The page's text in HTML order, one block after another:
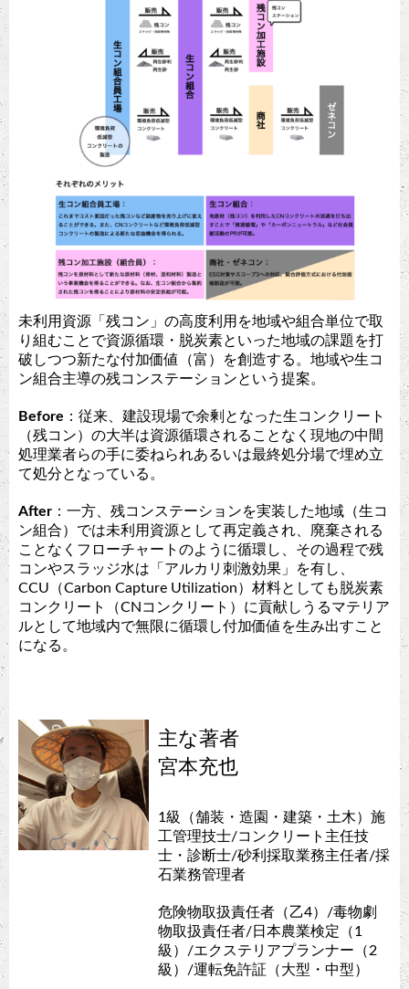
未利用資源「残コン」の高度利用を地域や組合単位で取
り組むことで資源循環・脱炭素といった地域の課題を打
破しつつ新たな付加価値（富）を創造する。地域や生コ
ン組合主導の残コンステーションという提案。
Before ：従来、建設現場で余剰となった生コンクリート
（残コン）の大半は資源循環されることなく現地の中間
処理業者らの手に委ねられあるいは最終処分場で埋め立
て処分となっている。
After ：一方、残コンステーションを実装した地域（生コ
ン組合）では未利用資源として再定義され、廃棄される
ことなくフローチャートのように循環し、その過程で残
コンやスラッジ水は「アルカリ刺激効果」を有し、
CCU（Carbon Capture Utilization）材料としても脱炭素
コンクリート（CNコンクリート）に貢献しうるマテリア
ルとして地域内で無限に循環し付加価値を生み出すこと
になる。
主な著者
宮本充也
1級（舗装・造園・建築・土木）施
工管理技士/コンクリート主任技
士・診断士/砂利採取業務主任者/採
石業務管理者
危険物取扱責任者（乙4）/毒物劇
物取扱責任者/日本農業検定（1
級）/エクステリアプランナー（2
級）/運転免許証（大型・中型）